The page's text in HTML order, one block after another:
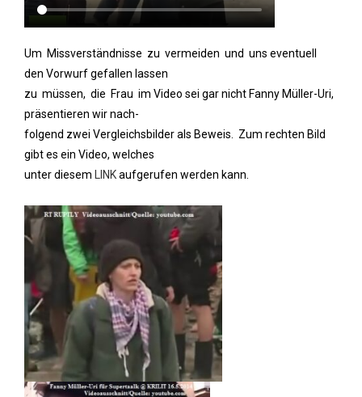
Um Missverständnisse zu vermeiden und uns eventuell
den Vorwurf gefallen lassen
zu müssen, die Frau im Video sei gar nicht Fanny Müller-Uri,
präsentieren wir nach-
folgend zwei Vergleichsbilder als Beweis. Zum rechten Bild
gibt es ein Video, welches
unter diesem
LINKaufgerufen werden kann.